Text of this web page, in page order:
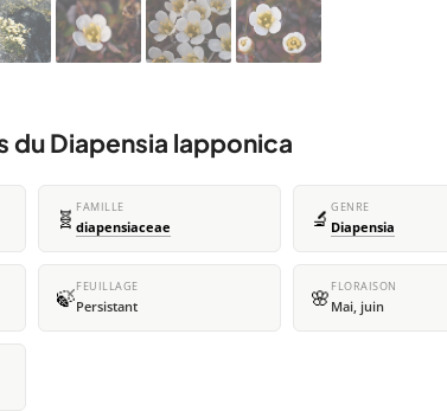
du Diapensia lapponica
🧬 FAMILLE
diapensiaceae 🔬 GENRE
Diapensia
🍃FEUILLAGE
Persistant 🌸 FLORAISON
Mai, juin